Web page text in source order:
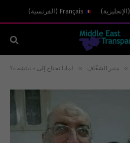
( الإنجليزية)
Français
( الفرنسية)
» منبر الشفّاف » لماذا نحتاج إلى « نيتشه »؟